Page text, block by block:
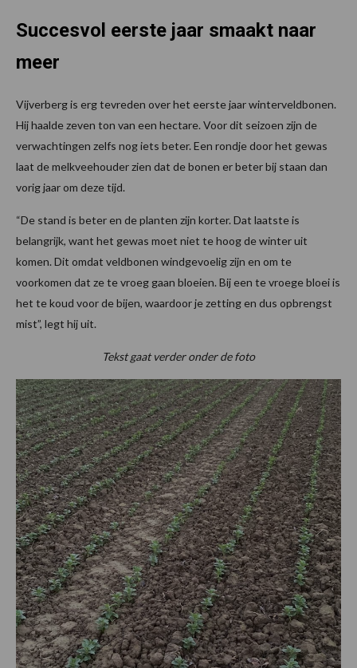
Succesvol eerste jaar smaakt naar
meer
Vijverberg is erg tevreden over het eerste jaar winterveldbonen.
Hij haalde zeven ton van een hectare. Voor dit seizoen zijn de
verwachtingen zelfs nog iets beter. Een rondje door het gewas
laat de melkveehouder zien dat de bonen er beter bij staan dan
vorig jaar om deze tijd.
“De stand is beter en de planten zijn korter. Dat laatste is
belangrijk, want het gewas moet niet te hoog de winter uit
komen. Dit omdat veldbonen windgevoelig zijn en om te
voorkomen dat ze te vroeg gaan bloeien. Bij een te vroege bloei is
het te koud voor de bijen, waardoor je zetting en dus opbrengst
mist”, legt hij uit.
Tekst gaat verder onder de foto